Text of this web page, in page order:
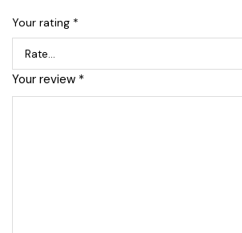
Your rating *
Your review *